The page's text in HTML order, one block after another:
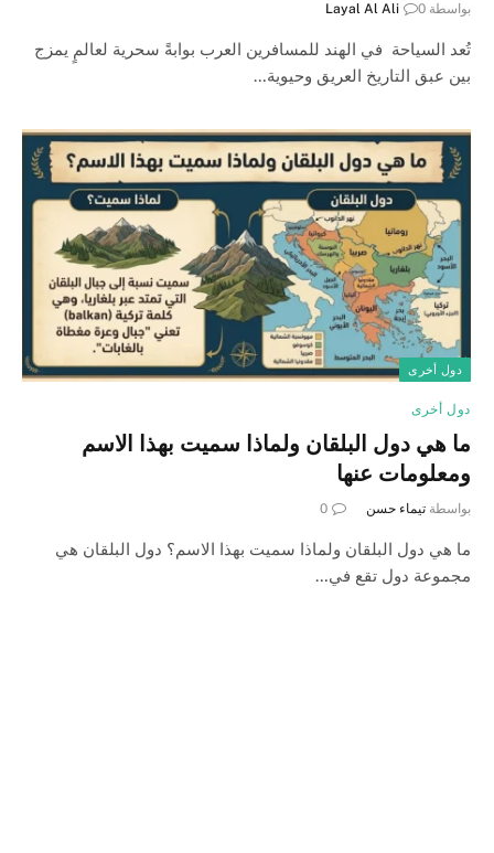
بواسطة Layal Al Ali 0
تُعد السياحة في الهند للمسافرين العرب بوابةً سحرية لعالمٍ يمزج
بين عبق التاريخ العريق وحيوية…
دول أخرى
دول أخرى
ما هي دول البلقان ولماذا سميت بهذا الاسم
ومعلومات عنها
بواسطة تيماء حسن 0
ما هي دول البلقان ولماذا سميت بهذا الاسم؟ دول البلقان هي
مجموعة دول تقع في…